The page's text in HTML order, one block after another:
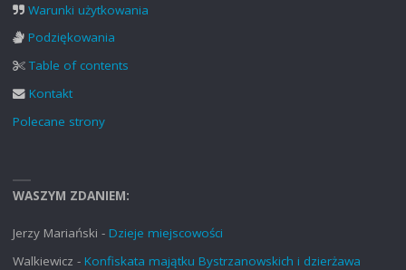
Warunki użytkowania
Podziękowania
Table of contents
Kontakt
Polecane strony
WASZYM ZDANIEM:
Jerzy Mariański - Dzieje miejscowości
Walkiewicz - Konfiskata majątku Bystrzanowskich i dzierżawa